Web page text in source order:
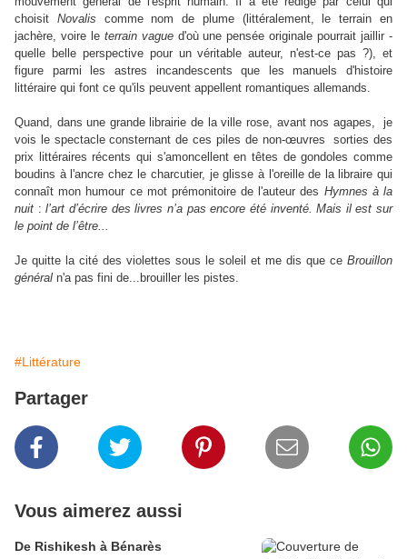
choisit Novalis comme nom de plume (littéralement, le terrain en
jachère, voire le terrain vagued'où une pensée originale pourrait jaillir -
quelle belle perspective pour un véritable auteur, n'est-ce pas ?), et
figure parmi les astres incandescents que les manuels d'histoire
littéraire qui font ce qu'ils peuvent appellent romantiques allemands.
Quand, dans une grande librairie de la ville rose, avant nos agapes, je
vois le spectacle consternant de ces piles de non-œuvres sorties des
prix littéraires récents qui s'amoncellent en têtes de gondoles comme
boudins à l'ancre chez le charcutier, je glisse à l'oreille de la libraire qui
connaît mon humour ce mot prémonitoire de l'auteur des Hymnes à la
nuit :l’art d’écriredes livres n’apasencore été inventé. Mais il est sur
le point de l’être...
Je quitte la cité des violettes sous le soleil et me dis que ce Brouillon
général n'a pas fini de...brouiller les pistes.
#Littérature
Partager
Vous aimerez aussi
De Rishikesh à Bénarès